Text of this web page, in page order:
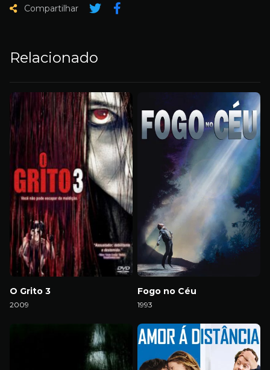
Compartilhar
Relacionado
O Grito 3
2009
Fogo no Céu
1993